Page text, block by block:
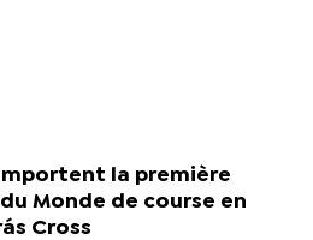
la première
Monde de course en
Cross